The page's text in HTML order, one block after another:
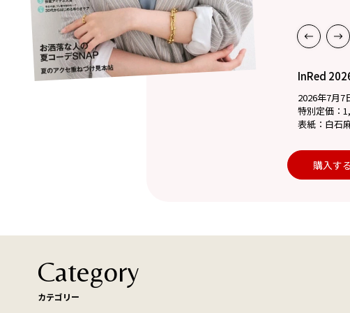
InRed
2026年7月7
特別定価：
表紙：白石
購入する
Category
カテゴリー